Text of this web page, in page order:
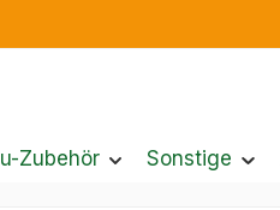
Zubehör Sonstige